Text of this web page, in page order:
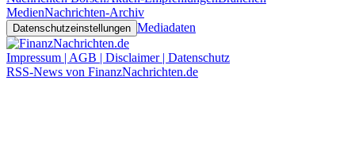
MedienNachrichten-Archiv
Datenschutzeinstellungen Mediadaten
Impressum | AGB | Disclaimer | Datenschutz
RSS-News von FinanzNachrichten.de